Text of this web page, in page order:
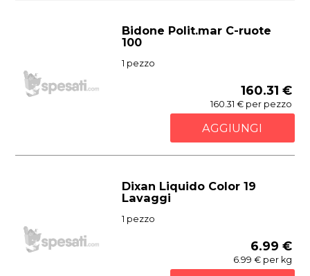
Bidone Polit.mar C-ruote
100
1 pezzo
160.31 €
160.31 € per pezzo
AGGIUNGI
Dixan Liquido Color 19
Lavaggi
1 pezzo
6.99 €
6.99 € per kg